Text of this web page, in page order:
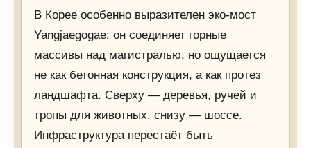
В Корее особенно выразителен эко-мост
Yangjaegogae: он соединяет горные
массивы над магистралью, но ощущается
не как бетонная конструкция, а как протез
ландшафта. Сверху — деревья, ручей и
тропы для животных, снизу — шоссе.
Инфраструктура перестаёт быть